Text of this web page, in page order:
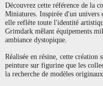
Découvrez cette référence de la
Miniatures. Inspirée d'un univers
elle reflète toute l'identité
Grimdark mêlant équipements
ambiance dystopique.
Réalisée en résine, cette création
peinture sur figurine que les
la recherche de modèles originaux.